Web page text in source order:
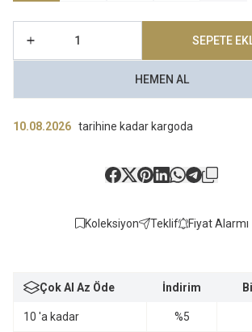
SEPETE
HEMEN AL
10.08.2026 tarihine kadar kargoda
Koleksiyon Teklif Fiyat Alarmı
Çok Al Az Öde İndirim
10 'a kadar %5